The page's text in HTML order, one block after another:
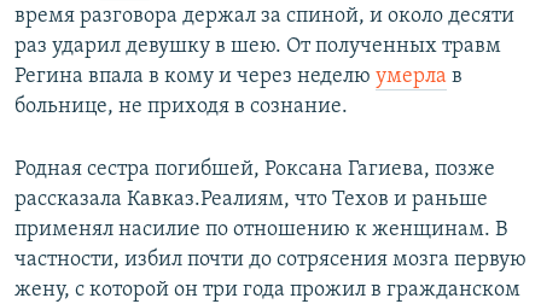
время разговора держал за спиной, и около десяти
раз ударил девушку в шею. От полученных травм
Регина впала в кому и через неделю умерла в
больнице, не приходя в сознание.
Родная сестра погибшей, Роксана Гагиева, позже
рассказала Кавказ.Реалиям, что Техов и раньше
применял насилие по отношению к женщинам. В
частности, избил почти до сотрясения мозга первую
жену, с которой он три года прожил в гражданском